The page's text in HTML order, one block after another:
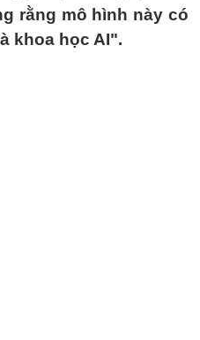
rằng mô hình này có
khoa học AI".